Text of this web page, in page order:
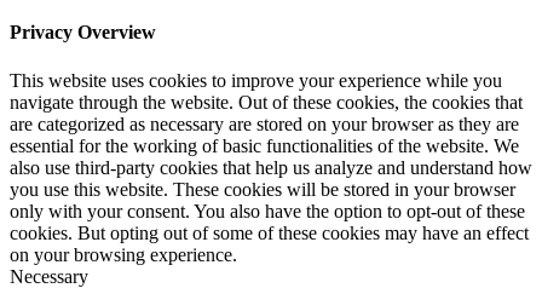
Privacy Overview
This website uses cookies to improve your experience while you
navigate through the website. Out of these cookies, the cookies that
are categorized as necessary are stored on your browser as they are
essential for the working of basic functionalities of the website. We
also use third-party cookies that help us analyze and understand how
you use this website. These cookies will be stored in your browser
only with your consent. You also have the option to opt-out of these
cookies. But opting out of some of these cookies may have an effect
on your browsing experience.
Necessary